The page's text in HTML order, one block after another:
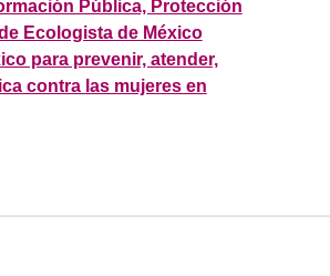
Pública, Protección
Ecologista de México
para prevenir, atender,
contra las mujeres en